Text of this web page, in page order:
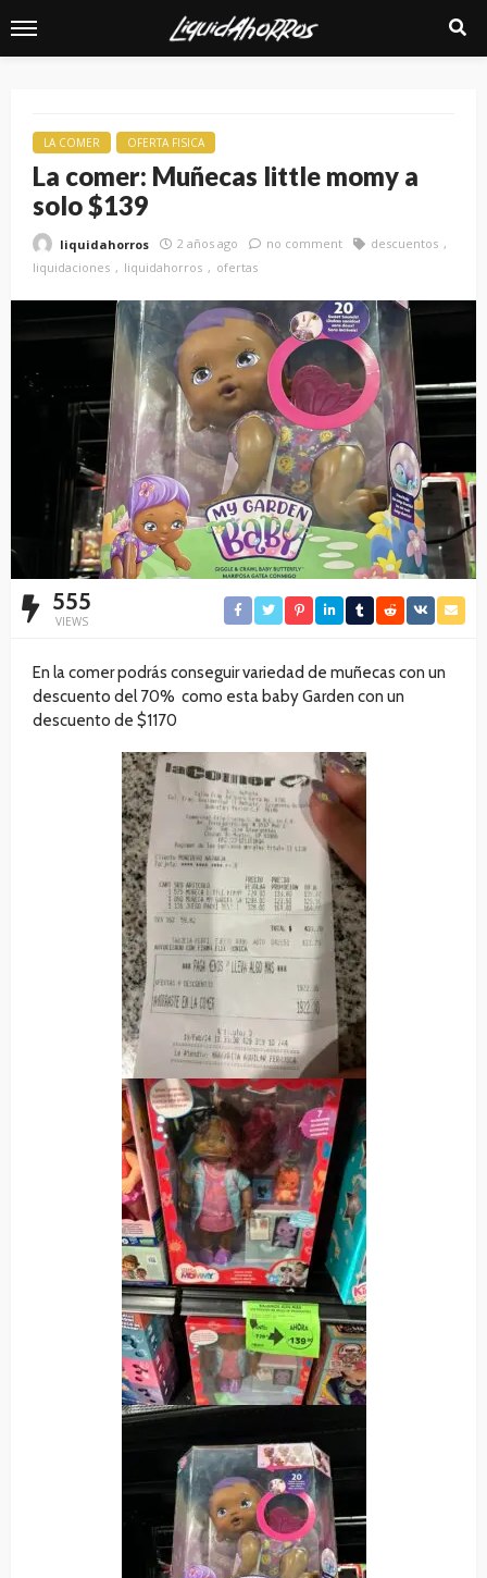
LA COMER OFERTA FISICA
La comer: Muñecas little momy a
solo $139
liquidahorros 2 años ago no comment
descuentos
liquidaciones
liquidahorros ofertas
555
VIEWS
En la comer podrás conseguir variedad de muñecas con un
descuento del 70% como esta baby Garden con un
descuento de $1170